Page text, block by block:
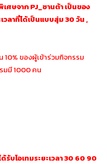
ศษจาก PJ_ซานต้า เป็นของ
วลาที่ได้เป็นแบบสุ่ม 30 วัน ,
10% ของผู้เข้าร่วมกิจกรรม
มมี 1000 คน
บไอเทมระยะเวลา 30 60 90